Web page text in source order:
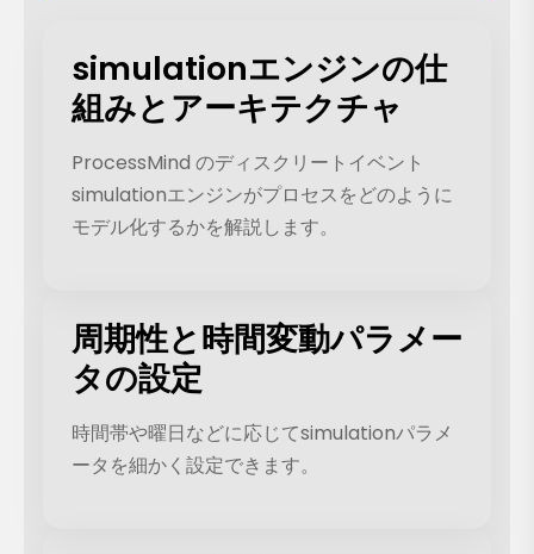
simulationエンジンの仕
組みとアーキテクチャ
ProcessMind のディスクリートイベント
simulationエンジンがプロセスをどのように
モデル化するかを解説します。
周期性と時間変動パラメー
タの設定
時間帯や曜日などに応じてsimulationパラメ
ータを細かく設定できます。